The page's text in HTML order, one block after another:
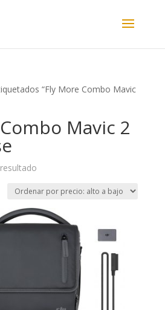
“Fly More Combo Mavic
Mavic 2